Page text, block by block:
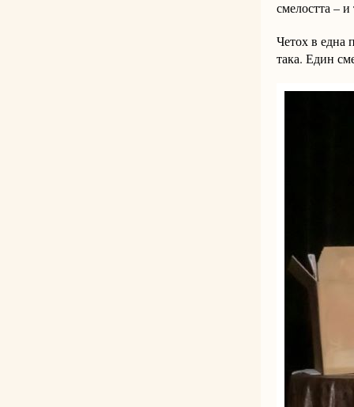
смелостта –
Четох в една
така. Един